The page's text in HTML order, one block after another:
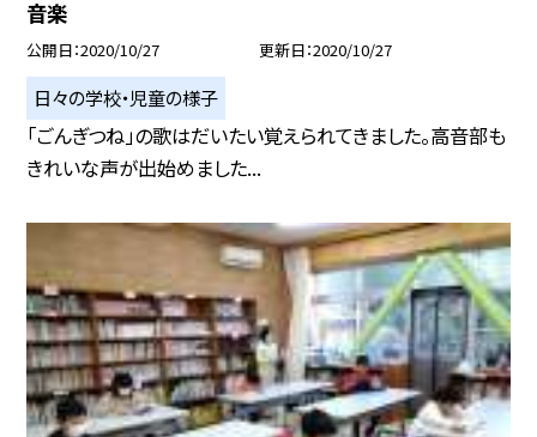
音楽
公開日 2020/10/27 更新日 2020/10/27
日々の学校・児童の様子
「ごんぎつね」の歌はだいたい覚えられてきました。高音部も
きれいな声が出始めました...